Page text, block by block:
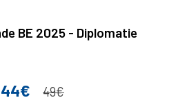
BE 2025 - Diplomatie
Prix
44€ Prix de base
49€